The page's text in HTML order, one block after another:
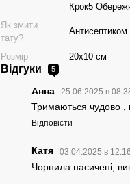
Крок5
Як змити
тату?
Розмір 20х10 см
Відгуки 5
Анна 25.06.2025 в
Тримаються чудово ,
Відповісти
Катя 03.04.2025 в 12:16
Чорнила насичені,